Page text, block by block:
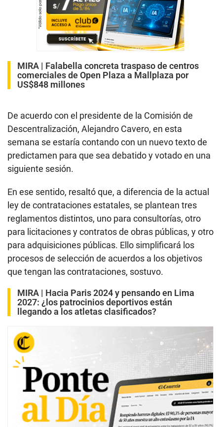
MIRA | Falabella concreta traspaso de centros
comerciales de Open Plaza a Mallplaza por
US$848 millones
De acuerdo con el presidente de la Comisión de
Descentralización, Alejandro Cavero, en esta
semana se estaría contando con un nuevo texto de
predictamen para que sea debatido y votado en una
siguiente sesión.
En ese sentido, resaltó que, a diferencia de la actual
ley de contrataciones estatales, se plantean tres
reglamentos distintos, uno para consultorías, otro
para licitaciones y contratos de obras públicas, y otro
para adquisiciones públicas. Ello simplificará los
procesos de selección de acuerdos a los objetivos
que tengan las contrataciones, sostuvo.
MIRA | Hacia Paris 2024 y pensando en Lima
2027: ¿los patrocinios deportivos están
llegando a los atletas clasificados?